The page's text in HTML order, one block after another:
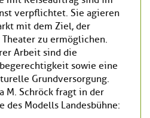
verpflichtet. Sie agieren
mit dem Ziel, der
zu ermöglichen.
Arbeit sind die
sowie eine
Grundversorgung.
M. Schröck fragt in der
des Modells Landesbühne: